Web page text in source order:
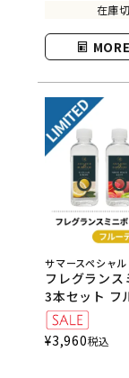
在庫
MORE
サマースペシャ
フレグランス
3本セット フ
（シシリアン
ワイトピーチ
スウィートオ
¥3,960税込